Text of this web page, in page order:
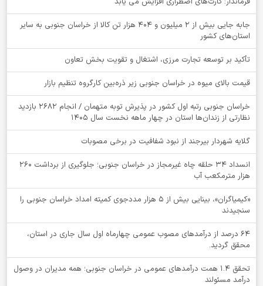
فرماندار: کارت‌های اضطراری افزایش می یابد
جابه جایی بیش از 2 میلیون و 404 هزار تن کالا از خراسان جنوبی به سایر
استان‌های کشور
تأکید بر توسعه تجارت مرزی، اشتغال و تقویت بخش تعاون
قیمت بالای میوه در خراسان جنوبی زیر ذره‌بین کارگروه تنظیم بازار
خراسان جنوبی رتبه اول کشور در پذیرش توبه متهمان / انجام ۲۶۸۲ بازدید
نظارتی از زندان‌ها استان در چهار ماهه نخست سال 1405
گلایه شهردار بیرجند از نبود شفافیت در برخی مصوبات
انسداد ۳۴ حلقه چاه غیرمجاز در خراسان جنوبی؛ جلوگیری از برداشت ۲۶۰
هزار مترمکعب آب
«کیمیاگران»، بینایی بیش از ۵ هزار مددجوی کمیته امداد خراسان جنوبی را
سنجیدند
64 درصد از درآمدهای مصوب عمومی چهارماه اول سال جاری در استان،
محقق گردید.
تحقق ۱.۴ همت درآمدهای عمومی در خراسان جنوبی؛ همه مدیران در وصول